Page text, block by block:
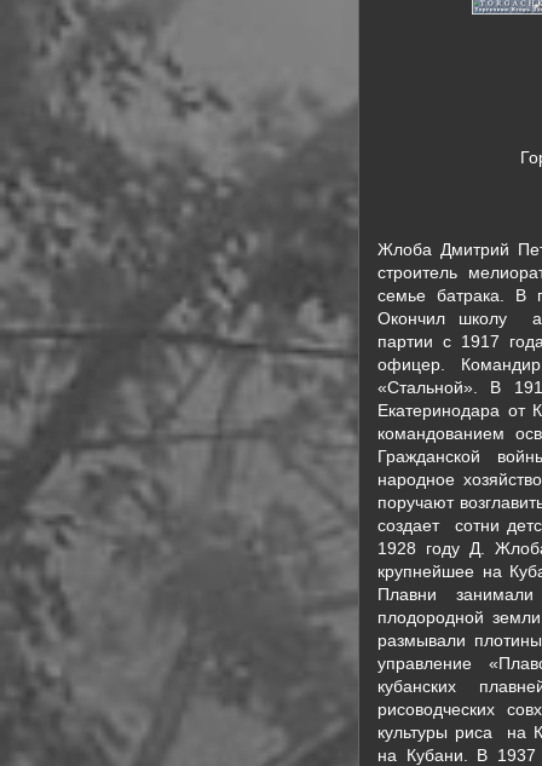
Жлоба Дмитрий
строитель
семье батрака. В
Окончил школу
партии с 1917
офицер.
«Стальной». В
Екатеринодара
командованием
Гражданской
народное
поручают
создает сотни
1928 году Д.
крупнейшее на
Плавни
плодородной
размывали
управление
кубанских
рисоводческих
культуры риса на
на Кубани. В